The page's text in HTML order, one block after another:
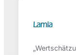
Lamia